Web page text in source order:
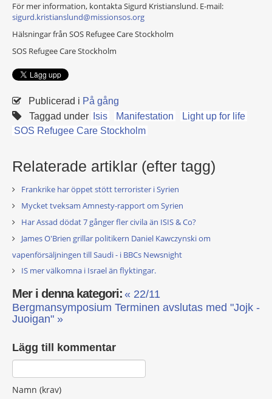
För mer information, kontakta Sigurd Kristianslund. E-mail:
sigurd.kristianslund@missionsos.org
Hälsningar från SOS Refugee Care Stockholm
SOS Refugee Care Stockholm
Publicerad i På gång
Taggad under
Isis Manifestation
Light up for life
SOS Refugee Care Stockholm
Relaterade artiklar (efter tagg)
Frankrike har öppet stött terrorister i Syrien
Mycket tveksam Amnesty-rapport om Syrien
Har Assad dödat 7 gånger fler civila än ISIS & Co?
James O'Brien grillar politikern Daniel Kawczynski om
vapenförsäljningen till Saudi - i BBCs Newsnight
IS mer välkomna i Israel än flyktingar.
Mer i denna kategori: « 22/11
Bergmansymposium Terminen avslutas med "Jojk -
Juoigan" »
Lägg till kommentar
Namn (krav)